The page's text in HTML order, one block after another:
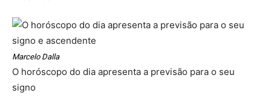
Marcelo Dalla
O horóscopo do dia apresenta a previsão para o seu
signo